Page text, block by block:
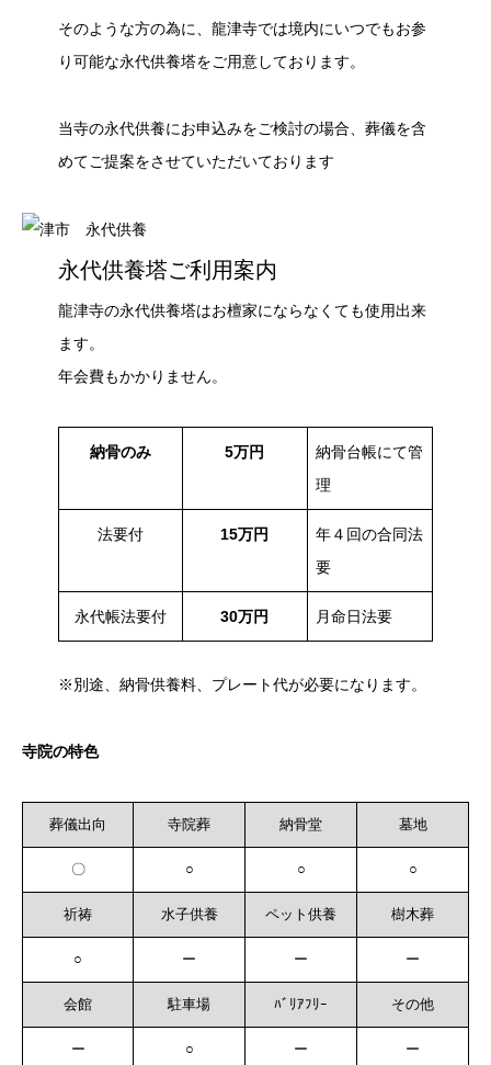
そのような方の為に、龍津寺では境内にいつでもお参
り可能な永代供養塔をご用意しております。
当寺の永代供養にお申込みをご検討の場合、葬儀を含
めてご提案をさせていただいております
永代供養塔ご利用案内
龍津寺の永代供養塔はお檀家にならなくても使用出来
ます。
年会費もかかりません。
納骨のみ 5万円
納骨台帳にて管
理
法要付 15万円
年４回の合同法
要
永代帳法要付 30万円 月命日法要
※別途、納骨供養料、プレート代が必要になります。
寺院の特色
葬儀出向 寺院葬 納骨堂 墓地
〇 ○ ○ ○
祈祷 水子供養 ペット供養 樹木葬
○ ー ー ー
会館 駐車場 ﾊﾞﾘｱﾌﾘｰ その他
ー ○ ー ー